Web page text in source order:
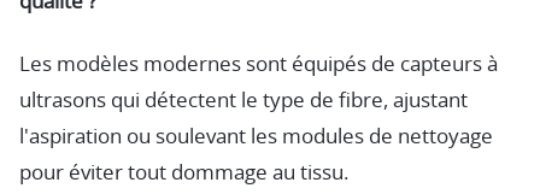
Les modèles modernes sont équipés de capteurs à
ultrasons qui détectent le type de fibre, ajustant
l'aspiration ou soulevant les modules de nettoyage
pour éviter tout dommage au tissu.